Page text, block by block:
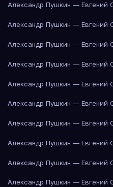
Александр Пушкин — Евгений
Александр Пушкин — Евгений
Александр Пушкин — Евгений
Александр Пушкин — Евгений
Александр Пушкин — Евгений
Александр Пушкин — Евгений
Александр Пушкин — Евгений
Александр Пушкин — Евгений
Александр Пушкин — Евгений
Александр Пушкин — Евгений